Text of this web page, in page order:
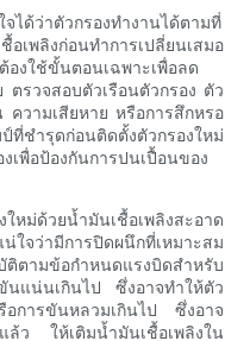
ได้ว่าตัวกรองทำงานได้ตามที่
พลิงก่อนทำการเปลี่ยนเสมอ
องใช้ขั้นตอนเฉพาะเพื่อลด
ตรวจสอบตัวเรือนตัวกรอง ตัว
ความเสียหาย หรือการสึกหรอ
รุดก่อนติดตั้งตัวกรองใหม่
เพื่อป้องกันการปนเปื้อนของ
ม่ด้วยน้ำมันเชื้อเพลิงสะอาด
จว่ามีการปิดผนึกที่เหมาะสม
ามข้อกำหนดแรงบิดสำหรับ
ขันแน่นเกินไป ซึ่งอาจทำให้ตัว
อการขันหลวมเกินไป ซึ่งอาจ
ล้ว ให้เติมน้ำมันเชื้อเพลิงใน